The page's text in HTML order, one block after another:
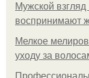
Мужской
воспринимают
Мелкое
уходу за